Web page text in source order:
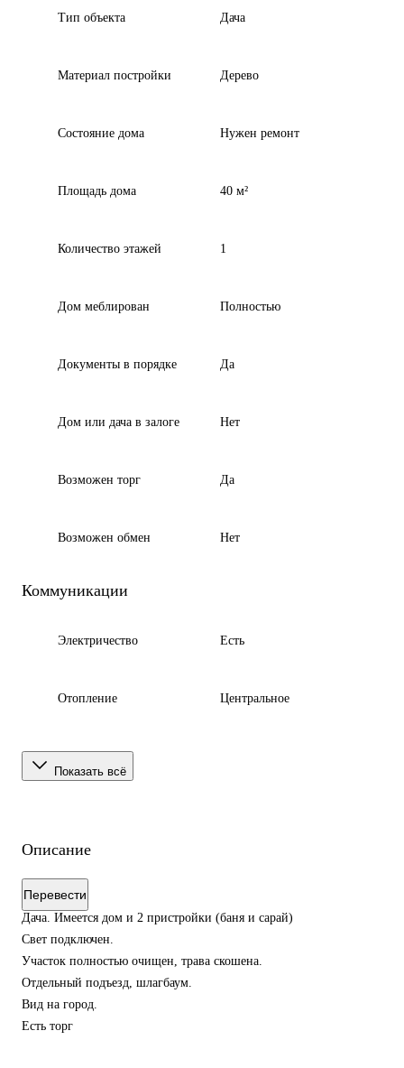
Тип объекта Дача
Материал постройки Дерево
Состояние дома Нужен ремонт
Площадь дома 40 м²
Количество этажей 1
Дом меблирован Полностью
Документы в порядке Да
Дом или дача в залоге Нет
Возможен торг Да
Возможен обмен Нет
Коммуникации
Электричество Есть
Отопление Центральное
Показать всё
Описание
Перевести
Дача. Имеется дом и 2 пристройки (баня и сарай)
Свет подключен.
Участок полностью очищен, трава скошена.
Отдельный подъезд, шлагбаум.
Вид на город.
Есть торг